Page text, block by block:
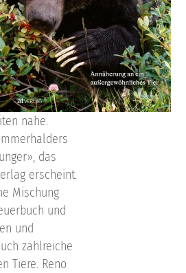
nahe.
das
erscheint.
Mischung
und
und
zahlreiche
Tiere. Reno